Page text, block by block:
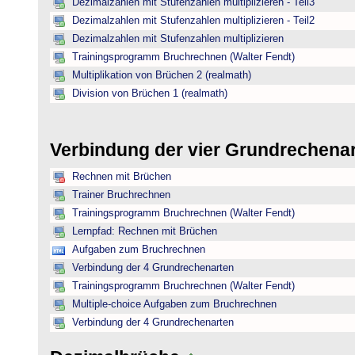
Dezimalzahlen mit Stufenzahlen multiplizieren - Teil3
Dezimalzahlen mit Stufenzahlen multiplizieren - Teil2
Dezimalzahlen mit Stufenzahlen multiplizieren
Trainingsprogramm Bruchrechnen (Walter Fendt)
Multiplikation von Brüchen 2 (realmath)
Division von Brüchen 1 (realmath)
Verbindung der vier
Rechnen mit Brüchen
Trainer Bruchrechnen
Trainingsprogramm Bruchrechnen (Walter Fendt)
Lernpfad: Rechnen mit Brüchen
Aufgaben zum Bruchrechnen
Verbindung der 4 Grundrechenarten
Trainingsprogramm Bruchrechnen (Walter Fendt)
Multiple-choice Aufgaben zum Bruchrechnen
Verbindung der 4 Grundrechenarten